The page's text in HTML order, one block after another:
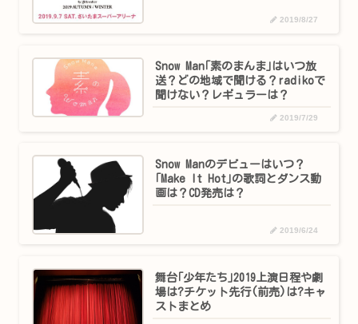
2019/8/27
Snow Man｢素のまんま｣はいつ放
送？どの地域で聞ける？radikoで
聞けない？レギュラーは？
2019/7/29
Snow Manのデビューはいつ？
｢Make It Hot｣の歌詞とダンス動
画は？CD発売は？
2019/6/24
舞台｢少年たち｣2019上演日程や劇
場は?チケット先行(前売)は?キャ
ストまとめ